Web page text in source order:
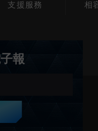
支援服務 相
報